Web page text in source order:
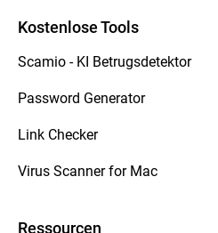
Kostenlose Tools
Scamio - KI Betrugsdetektor
Password Generator
Link Checker
Virus Scanner for Mac
Ressourcen